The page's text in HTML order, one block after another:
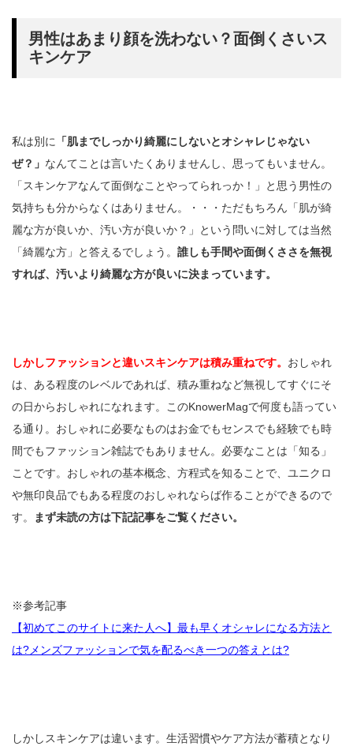
男性はあまり顔を洗わない？面倒くさいス
キンケア
私は別に 「肌までしっかり綺麗にしないとオシャレじゃない
ぜ？」 なんてことは言いたくありませんし、思ってもいません。
「スキンケアなんて面倒なことやってられっか！」と思う男性の
気持ちも分からなくはありません。・・・ただもちろん「肌が綺
麗な方が良いか、汚い方が良いか？」という問いに対しては当然
「綺麗な方」と答えるでしょう。 誰しも手間や面倒くささを無視
すれば、汚いより綺麗な方が良いに決まっています。
しかしファッションと違いスキンケアは積み重ねです。 おしゃれ
は、ある程度のレベルであれば、積み重ねなど無視してすぐにそ
の日からおしゃれになれます。このKnowerMagで何度も語ってい
る通り。おしゃれに必要なものはお金でもセンスでも経験でも時
間でもファッション雑誌でもありません。必要なことは「知る」
ことです。おしゃれの基本概念、方程式を知ることで、ユニクロ
や無印良品でもある程度のおしゃれならば作ることができるので
す。
まず未読の方は下記記事をご覧ください。
※参考記事
【初めてこのサイトに来た人へ】最も早くオシャレになる方法と
は?メンズファッションで気を配るべき一つの答えとは?
しかしスキンケアは違います。生活習慣やケア方法が蓄積となり